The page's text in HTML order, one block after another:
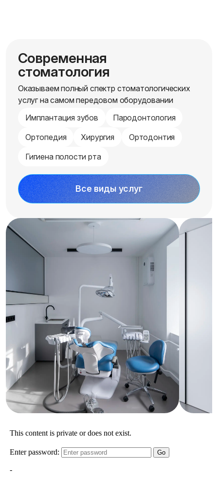
Современная
стоматология
Оказываем полный спектр стоматологических
услуг на самом передовом оборудовании
Имплантация зубов
Пародонтология
Ортопедия
Хирургия
Ортодонтия
Гигиена полости рта
Все виды услуг